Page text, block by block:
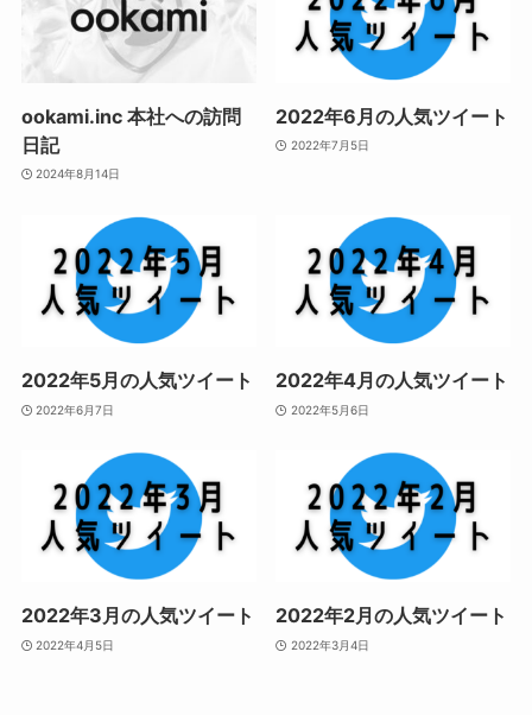
ookami.inc 本社への訪問
日記
2024年8月14日
2022年6月の人気ツイート
2022年7月5日
2022年5月の人気ツイート
2022年6月7日
2022年4月の人気ツイート
2022年5月6日
2022年3月の人気ツイート
2022年4月5日
2022年2月の人気ツイート
2022年3月4日